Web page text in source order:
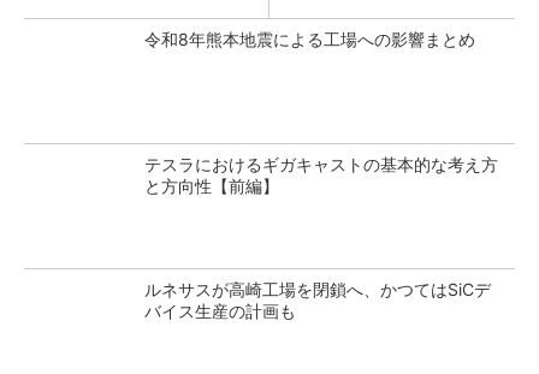
令和8年熊本地震による工場への影響まとめ
テスラにおけるギガキャストの基本的な考え方
と方向性【前編】
ルネサスが高崎工場を閉鎖へ、かつてはSiCデ
バイス生産の計画も